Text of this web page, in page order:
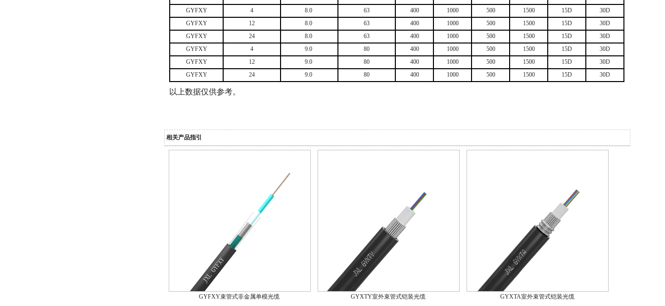
GYFXY 4 8.0 63 400 1000 500 1500 15D
30D
GYFXY
12 8.0 63 400 1000 500 1500 15D
30D
GYFXY
24 8.0 63 400 1000 500 1500 15D
30D
GYFXY
4 9.0 80 400 1000 500 1500 15D
30D
GYFXY
12 9.0 80 400 1000 500 1500 15D
30D
GYFXY
24 9.0 80 400 1000 500 1500 15D 30D
以上数据仅供参考。
相关产品指引
GYFXY束管式非金属单模光缆 GYXTY室外束管式铠装光缆 GYXTA室外束管式铠装光缆